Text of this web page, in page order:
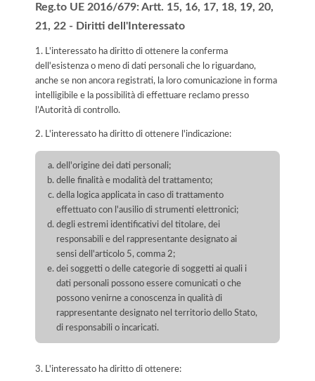
Reg.to UE 2016/679: Artt. 15, 16, 17, 18, 19, 20,
21, 22 - Diritti dell'Interessato
1. L'interessato ha diritto di ottenere la conferma
dell'esistenza o meno di dati personali che lo riguardano,
anche se non ancora registrati, la loro comunicazione in forma
intelligibile e la possibilità di effettuare reclamo presso
l’Autorità di controllo.
2. L'interessato ha diritto di ottenere l'indicazione:
dell'origine dei dati personali;
delle finalità e modalità del trattamento;
della logica applicata in caso di trattamento
effettuato con l'ausilio di strumenti elettronici;
degli estremi identificativi del titolare, dei
responsabili e del rappresentante designato ai
sensi dell'articolo 5, comma 2;
dei soggetti o delle categorie di soggetti ai quali i
dati personali possono essere comunicati o che
possono venirne a conoscenza in qualità di
rappresentante designato nel territorio dello Stato,
di responsabili o incaricati.
3. L'interessato ha diritto di ottenere: